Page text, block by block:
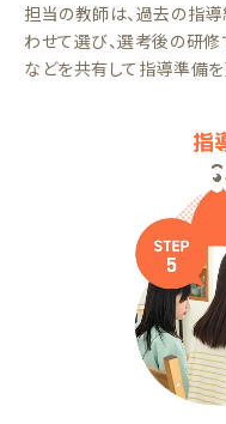
担当の教師は、過去の指
わせて選び、選考後の研
などを共有して指導準備を
指